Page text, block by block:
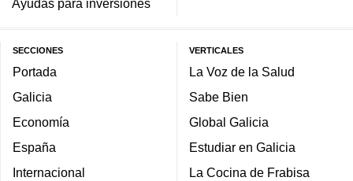
SECCIONES
Portada
Galicia
Economía
España
Internacional
VERTICALES
La Voz de la Salud
Sabe Bien
Global Galicia
Estudiar en Galicia
La Cocina de Frabisa